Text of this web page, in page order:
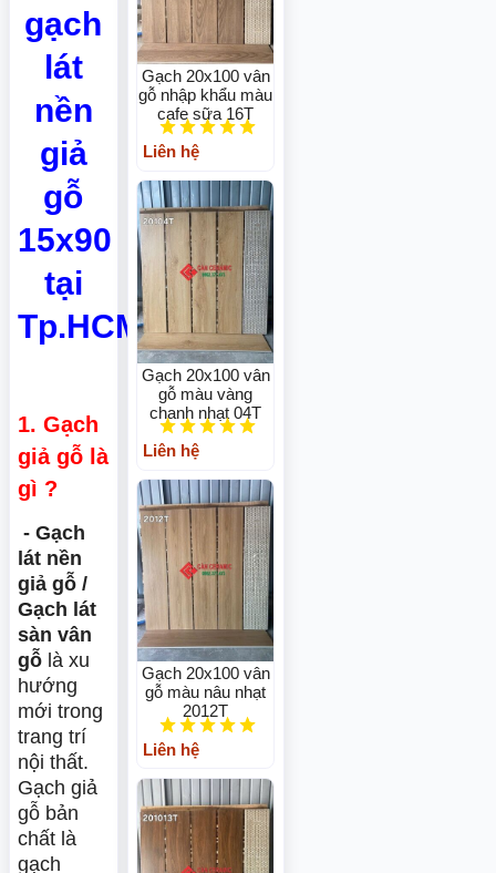
gạch
lát
nền
giả
gỗ
15x90
tại
Tp.HCM
1. Gạch
giả gỗ là
gì ?
- Gạch
lát nền
giả gỗ /
Gạch lát
sàn vân
gỗ là xu
hướng
mới trong
trang trí
nội thất.
Gạch giả
gỗ bản
chất là
gạch
Gạch 20x100 vân
gỗ nhập khẩu màu
cafe sữa 16T
Liên hệ
Gạch 20x100 vân
gỗ màu vàng
chanh nhạt 04T
Liên hệ
Gạch 20x100 vân
gỗ màu nâu nhạt
2012T
Liên hệ